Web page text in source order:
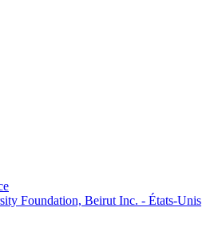
Foundation, Beirut Inc. - États-Unis